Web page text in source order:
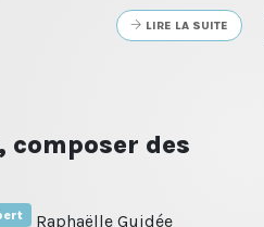
LIRE LA SUITE
composer des
Raphaëlle Guidée